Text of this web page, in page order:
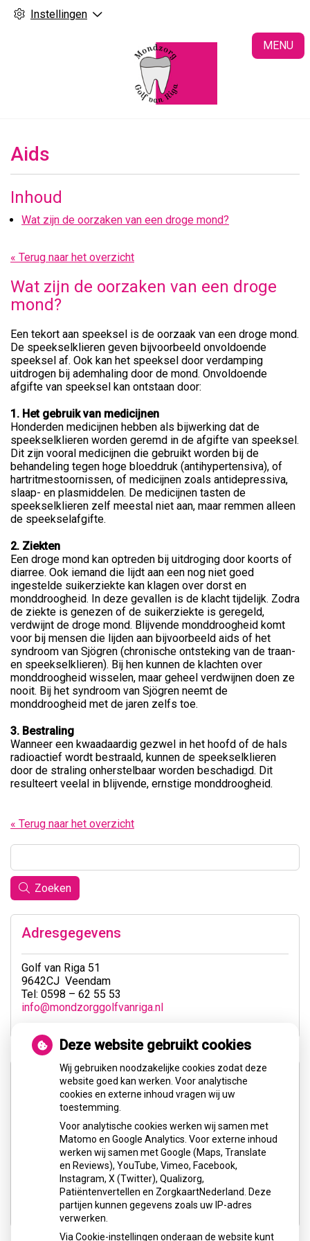
Instellingen
MENU
Aids
Inhoud
Wat zijn de oorzaken van een droge mond?
« Terug naar het overzicht
Wat zijn de oorzaken van een droge
mond?
Een tekort aan speeksel is de oorzaak van een droge mond.
De speekselklieren geven bijvoorbeeld onvoldoende
speeksel af. Ook kan het speeksel door verdamping
uitdrogen bij ademhaling door de mond. Onvoldoende
afgifte van speeksel kan ontstaan door:
1. Het gebruik van medicijnen
Honderden medicijnen hebben als bijwerking dat de
speekselklieren worden geremd in de afgifte van speeksel.
Dit zijn vooral medicijnen die gebruikt worden bij de
behandeling tegen hoge bloeddruk (antihypertensiva), of
hartritmestoornissen, of medicijnen zoals antidepressiva,
slaap- en plasmiddelen. De medicijnen tasten de
speekselklieren zelf meestal niet aan, maar remmen alleen
de speekselafgifte.
2. Ziekten
Een droge mond kan optreden bij uitdroging door koorts of
diarree. Ook iemand die lijdt aan een nog niet goed
ingestelde suikerziekte kan klagen over dorst en
monddroogheid. In deze gevallen is de klacht tijdelijk. Zodra
de ziekte is genezen of de suikerziekte is geregeld,
verdwijnt de droge mond. Blijvende monddroogheid komt
voor bij mensen die lijden aan bijvoorbeeld aids of het
syndroom van Sjögren (chronische ontsteking van de traan-
en speekselklieren). Bij hen kunnen de klachten over
monddroogheid wisselen, maar geheel verdwijnen doen ze
nooit. Bij het syndroom van Sjögren neemt de
monddroogheid met de jaren zelfs toe.
3. Bestraling
Wanneer een kwaadaardig gezwel in het hoofd of de hals
radioactief wordt bestraald, kunnen de speekselklieren
door de straling onherstelbaar worden beschadigd. Dit
resulteert veelal in blijvende, ernstige monddroogheid.
« Terug naar het overzicht
Zoeken
Adresgegevens
Golf van Riga 51
9642CJ Veendam
Tel: 0598 – 62 55 53
info@mondzorggolfvanriga.nl
U heeft geen toestemming gegeven voor
externe inhoud die nodig is om dit te
zien.
Cookie-instellingen wijzigen
Deze website gebruikt cookies
Wij gebruiken noodzakelijke cookies zodat deze
website goed kan werken. Voor analytische
cookies en externe inhoud vragen wij uw
toestemming.
Voor analytische cookies werken wij samen met
Matomo en Google Analytics. Voor externe inhoud
werken wij samen met Google (Maps, Translate
en Reviews), YouTube, Vimeo, Facebook,
Instagram, X (Twitter), Qualizorg,
Patiëntenvertellen en ZorgkaartNederland. Deze
partijen kunnen gegevens zoals uw IP-adres
verwerken.
Via Cookie-instellingen onderaan de website kunt